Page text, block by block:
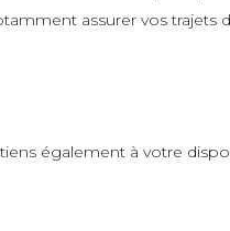
assurer vos trajets
également à votre